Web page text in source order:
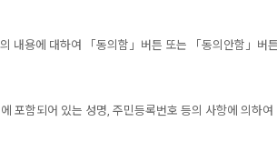
내용에 대하여 「동의함」버튼 또는 「동의안함」
포함되어 있는 성명, 주민등록번호 등의 사항에 의하